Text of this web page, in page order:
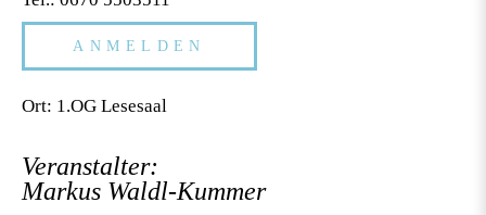
ANMELDEN
Ort: 1.OG Lesesaal
Veranstalter:
Markus Waldl-Kummer